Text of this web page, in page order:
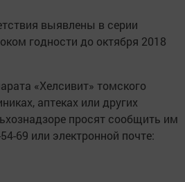
выявлены в серии
годности до октября 2018
«Хелсивит» томского
аптеках или других
просят сообщить им
69 или электронной почте: